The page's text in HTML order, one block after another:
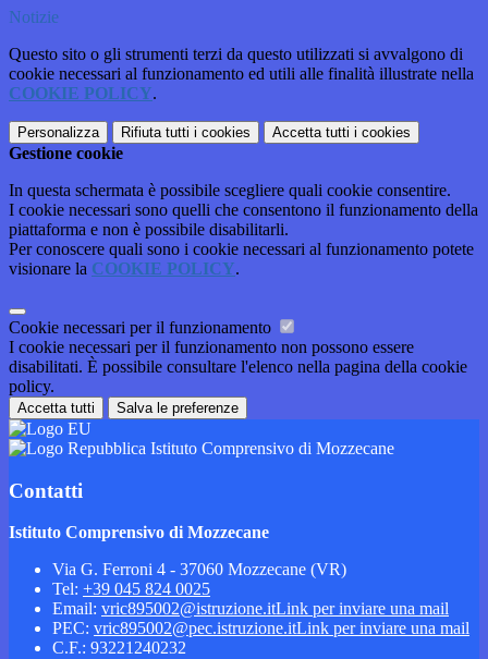
Notizie
Questo sito o gli strumenti terzi da questo utilizzati si avvalgono di
cookie necessari al funzionamento ed utili alle finalità illustrate nella
COOKIE POLICY.
Personalizza Rifiuta tutti i cookies Accetta tutti i cookies
Gestione cookie
In questa schermata è possibile scegliere quali cookie consentire.
I cookie necessari sono quelli che consentono il funzionamento della
piattaforma e non è possibile disabilitarli.
Per conoscere quali sono i cookie necessari al funzionamento potete
visionare la COOKIE POLICY.
Cookie necessari per il funzionamento
I cookie necessari per il funzionamento non possono essere
disabilitati. È possibile consultare l'elenco nella pagina della cookie
policy.
Accetta tutti Salva le preferenze
Istituto Comprensivo di Mozzecane
Contatti
Istituto Comprensivo di Mozzecane
Via G. Ferroni 4 - 37060 Mozzecane (VR)
Tel: +39 045 824 0025
Email: vric895002@istruzione.itLink per inviare una mail
PEC: vric895002@pec.istruzione.itLink per inviare una mail
C.F.: 93221240232